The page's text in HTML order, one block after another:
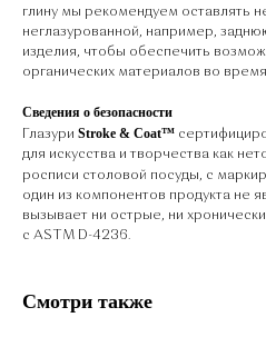
глину мы рекомендуем оставлять
неглазурованной, например,
изделия, чтобы обеспечить
органических материалов во
Сведения о безопасности
Глазури Stroke & Coat™
для искусства и творчества как
росписи столовой посуды, с
один из компонентов продукта не
вызывает ни острые, ни
с ASTM D-4236.
Смотри также